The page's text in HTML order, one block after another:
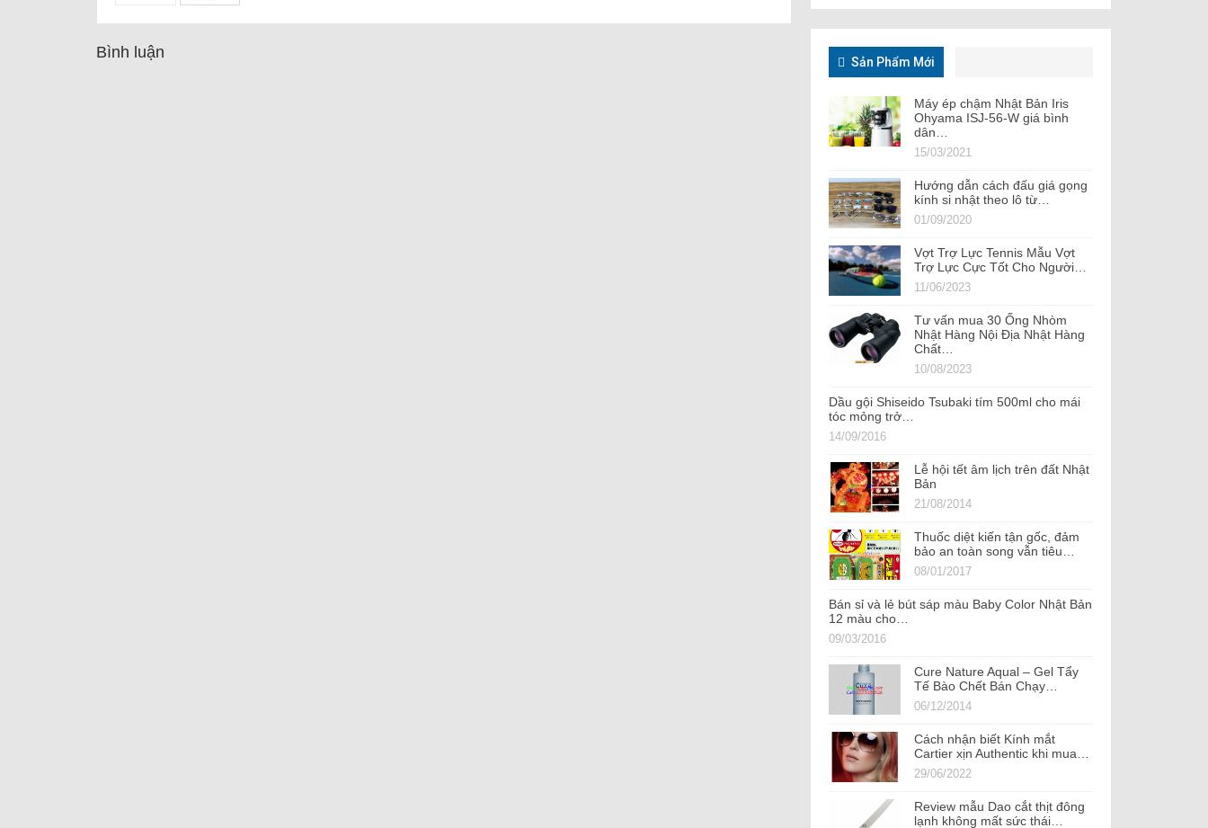
Bình luận
Sản Phẩm Mới
Máy ép chậm Nhật Bản Iris
Ohyama ISJ-56-W giá bình
dân…
15/03/2021
Hướng dẫn cách đấu giá gọng
kính si nhật theo lô từ…
01/09/2020
Vợt Trợ Lực Tennis Mẫu Vợt
Trợ Lực Cực Tốt Cho Người…
11/06/2023
Tư vấn mua 30 Ống Nhòm
Nhật Hàng Nội Địa Nhật Hàng
Chất…
10/08/2023
Dầu gội Shiseido Tsubaki tím 500ml cho mái
tóc mỏng trở…
14/09/2016
Lễ hội tết âm lịch trên đất Nhật
Bản
21/08/2014
Thuốc diệt kiến tận gốc, đảm
bảo an toàn song vẫn tiêu…
08/01/2017
Bán sỉ và lẻ bút sáp màu Baby Color Nhật Bản
12 màu cho…
09/03/2016
Cure Nature Aqual – Gel Tẩy
Tế Bào Chết Bán Chạy…
06/12/2014
Cách nhận biết Kính mắt
Cartier xịn Authentic khi mua…
29/06/2022
Review mẫu Dao cắt thịt đông
lạnh không mất sức thái…